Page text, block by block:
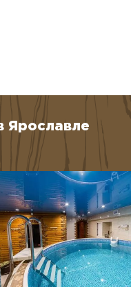
Ярославле